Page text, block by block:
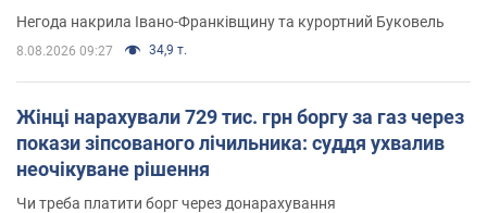
Негода накрила Івано-Франківщину та курортний Буковель
8.08.2026 09:27 34,9 т.
Жінці нарахували 729 тис. грн боргу за газ через
покази зіпсованого лічильника: суддя ухвалив
неочікуване рішення
Чи треба платити борг через донарахування